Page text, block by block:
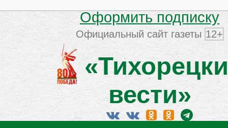
Оформить подписку
Официальный сайт газеты 12+
вести»